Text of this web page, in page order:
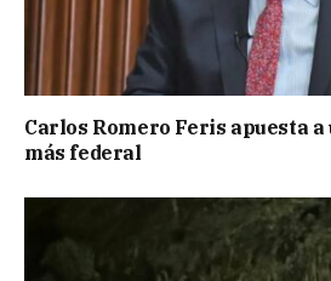
Carlos Romero Feris apuesta a
más federal